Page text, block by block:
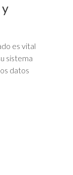
es vital
sistema
datos